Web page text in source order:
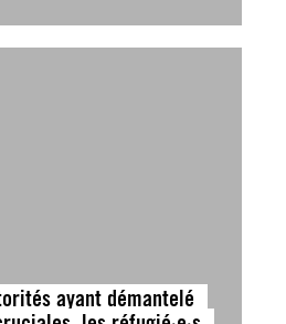
ayant démantelé